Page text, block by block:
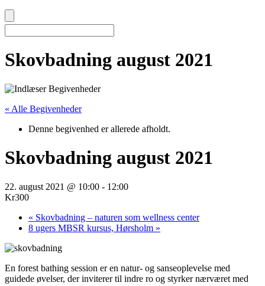
Skovbadning august 2021
« Alle Begivenheder
Denne begivenhed er allerede afholdt.
Skovbadning august 2021
22. august 2021 @ 10:00 - 12:00
Kr300
« Skovbadning – naturen som wellness center
8 ugers MBSR kursus, Hørsholm »
En forest bathing session er en natur- og sanseoplevelse med
guidede øvelser, der inviterer til indre ro og styrker nærværet med